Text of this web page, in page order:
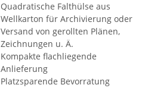
Quadratische Falthülse aus
Wellkarton für Archivierung oder
Versand von gerollten Plänen,
Zeichnungen u. Ä.
Kompakte flachliegende
Anlieferung
Platzsparende Bevorratung